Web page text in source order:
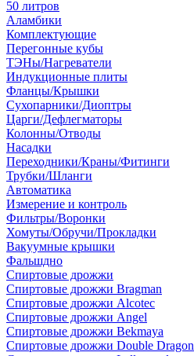
50 литров
Аламбики
Комплектующие
Перегонные кубы
ТЭНы/Нагреватели
Индукционные плиты
Фланцы/Крышки
Сухопарники/Диоптры
Царги/Дефлегматоры
Колонны/Отводы
Насадки
Переходники/Краны/Фитинги
Трубки/Шланги
Автоматика
Измерение и контроль
Фильтры/Воронки
Хомуты/Обручи/Прокладки
Вакуумные крышки
Фальшдно
Спиртовые дрожжи
Спиртовые дрожжи Bragman
Спиртовые дрожжи Alcotec
Спиртовые дрожжи Angel
Спиртовые дрожжи Bekmaya
Спиртовые дрожжи Double Dragon